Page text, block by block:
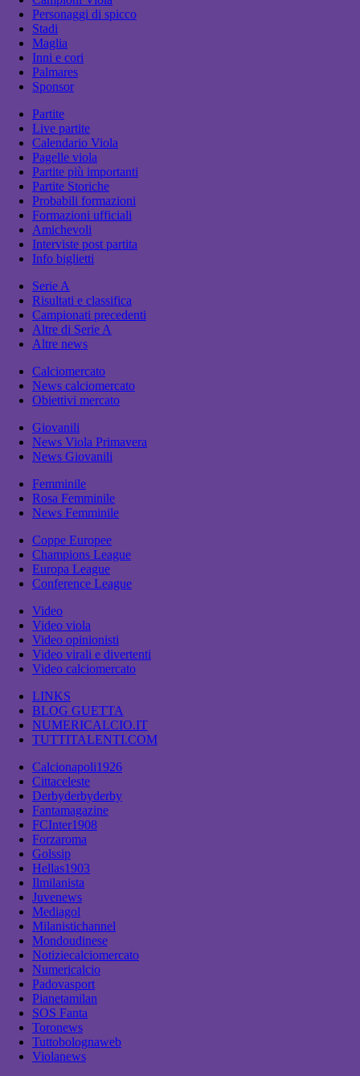
Personaggi di spicco
Stadi
Maglia
Inni e cori
Palmares
Sponsor
Partite
Live partite
Calendario Viola
Pagelle viola
Partite più importanti
Partite Storiche
Probabili formazioni
Formazioni ufficiali
Amichevoli
Interviste post partita
Info biglietti
Serie A
Risultati e classifica
Campionati precedenti
Altre di Serie A
Altre news
Calciomercato
News calciomercato
Obiettivi mercato
Giovanili
News Viola Primavera
News Giovanili
Femminile
Rosa Femminile
News Femminile
Coppe Europee
Champions League
Europa League
Conference League
Video
Video viola
Video opinionisti
Video virali e divertenti
Video calciomercato
LINKS
BLOG GUETTA
NUMERICALCIO.IT
TUTTITALENTI.COM
Calcionapoli1926
Cittaceleste
Derbyderbyderby
Fantamagazine
FCInter1908
Forzaroma
Golssip
Hellas1903
Ilmilanista
Juvenews
Mediagol
Milanistichannel
Mondoudinese
Notiziecalciomercato
Numericalcio
Padovasport
Pianetamilan
SOS Fanta
Toronews
Tuttobolognaweb
Violanews